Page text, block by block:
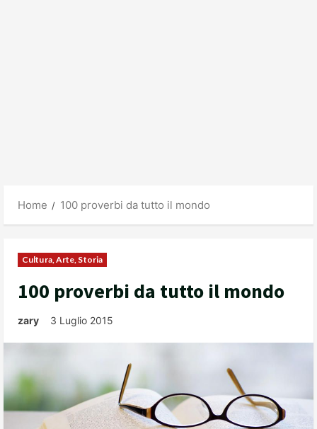
Home 100 proverbi da tutto il mondo
Cultura, Arte, Storia
100 proverbi da tutto il mondo
zary 3 Luglio 2015